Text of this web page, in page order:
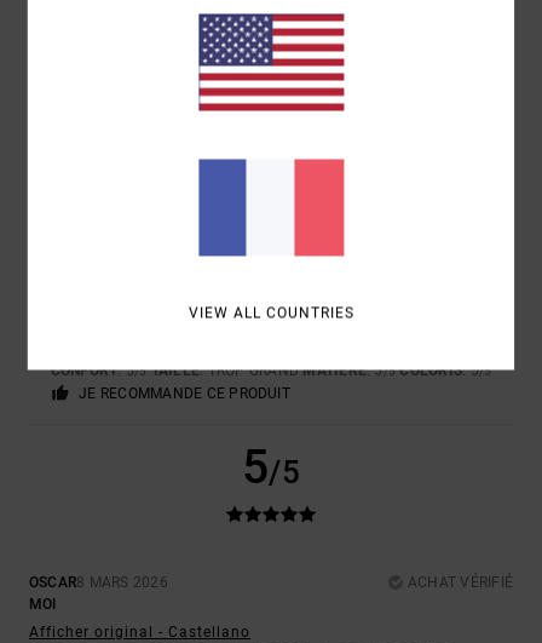
COLORIS
4.8
CONFORT: 5/5 TAILLE: TROP GRANDMATIÈRE: 5/5 COLORIS: 5/5
JE RECOMMANDE CE PRODUIT
5/5
OSCAR8 MARS 2026
ACHAT VÉRIFIÉ
MOI
Afficher original - Castellano
VIEW ALL COUNTRIES